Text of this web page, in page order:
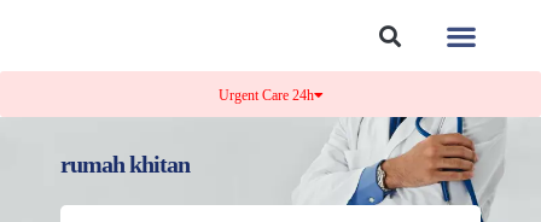
Urgent Care 24h
rumah khitan